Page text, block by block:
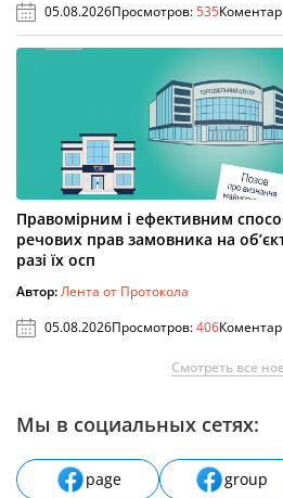
05.08.2026Просмотров:535
Правомірним і ефективним
речових прав замовника на
разі їх осп
Автор:Лента от Протокола
05.08.2026Просмотров:406
Смотреть все
Мы в социальных сетях:
page group